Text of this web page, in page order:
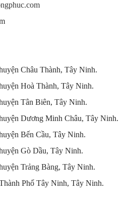
Châu Thành, Tây Ninh.
Hoà Thành, Tây Ninh.
Tân Biên, Tây Ninh.
Dương Minh Châu, Tây Ninh.
Bến Cầu, Tây Ninh.
Gò Dầu, Tây Ninh.
Trảng Bàng, Tây Ninh.
Phố Tây Ninh, Tây Ninh.